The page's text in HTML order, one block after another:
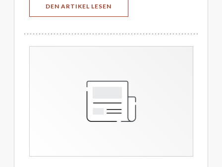
DEN ARTIKEL LESEN